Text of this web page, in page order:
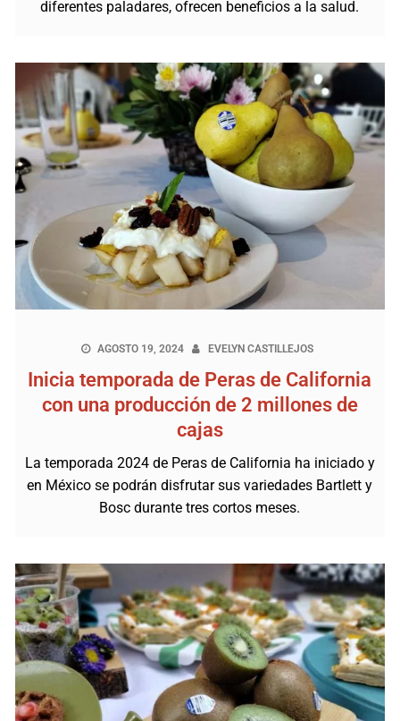
diferentes paladares, ofrecen beneficios a la salud.
AGOSTO 19, 2024 EVELYN CASTILLEJOS
Inicia temporada de Peras de California
con una producción de 2 millones de
cajas
La temporada 2024 de Peras de California ha iniciado y
en México se podrán disfrutar sus variedades Bartlett y
Bosc durante tres cortos meses.